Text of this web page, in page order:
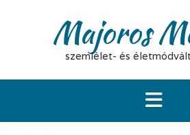
o
Majoros
szemlélet- és